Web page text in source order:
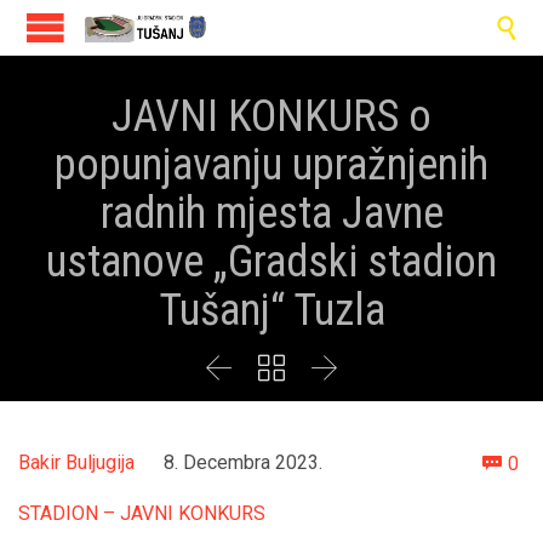

JAVNI KONKURS o
popunjavanju upražnjenih
radnih mjesta Javne
ustanove „Gradski stadion
Tušanj“ Tuzla
  
Bakir Buljugija 8. Decembra 2023.  0
STADION – JAVNI KONKURS